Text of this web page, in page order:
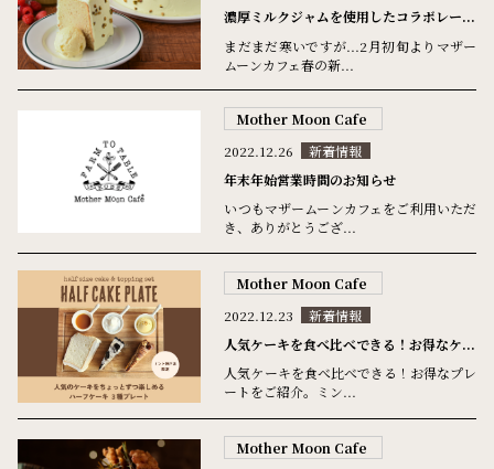
濃厚ミルクジャムを使用したコラボレー...
まだまだ寒いですが...2月初旬よりマザー
ムーンカフェ春の新...
Mother Moon Cafe
2022.12.26
新着情報
年末年始営業時間のお知らせ
いつもマザームーンカフェをご利用いただ
き、ありがとうござ...
Mother Moon Cafe
2022.12.23
新着情報
人気ケーキを食べ比べできる！お得なケ...
人気ケーキを食べ比べできる！お得なプレ
ートをご紹介。ミン...
Mother Moon Cafe